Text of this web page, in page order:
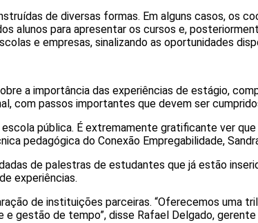
de diversas formas. Em alguns casos, os
alunos para apresentar os cursos e,
e empresas, sinalizando as oportunidades
a importância das experiências de estágio,
com passos importantes que devem ser
pública. É extremamente gratificante ver
pedagógica do Conexão Empregabilidade,
de palestras de estudantes que já estão
experiências.
de instituições parceiras. “Oferecemos uma
gestão de tempo”, disse Rafael Delgado,